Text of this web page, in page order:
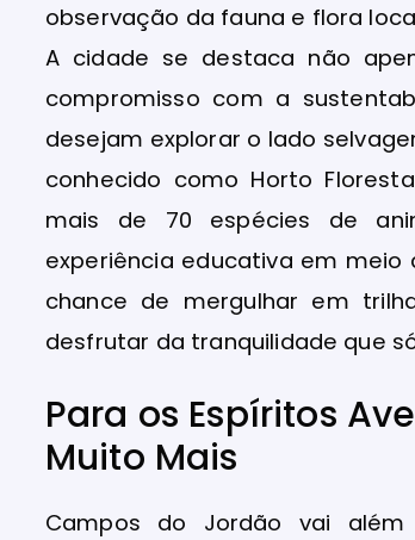
observação da fauna e flora
A cidade se destaca não
compromisso com a
desejam explorar o lado
conhecido como Horto
mais de 70 espécies de
experiência educativa em
chance de mergulhar em
desfrutar da tranquilidade que
Para os Espíritos
Muito Mais
Campos do Jordão vai além